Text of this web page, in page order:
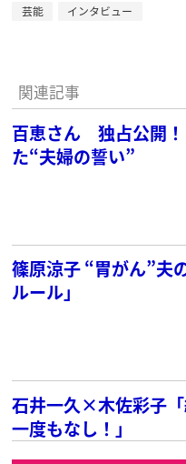
芸能 インタビュー
関連記事
百恵さん 独占公開！
た“夫婦の誓い”
篠原涼子 “胃がん”夫
ルール」
石井一久×木佐彩子
一度もなし！」